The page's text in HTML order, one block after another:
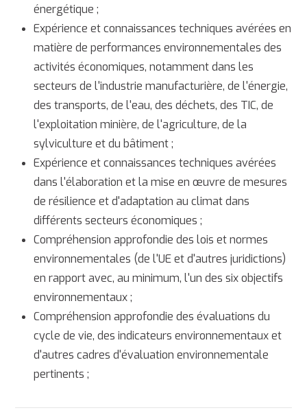
énergétique ;
Expérience et connaissances techniques avérées en
matière de performances environnementales des
activités économiques, notamment dans les
secteurs de l'industrie manufacturière, de l'énergie,
des transports, de l'eau, des déchets, des TIC, de
l'exploitation minière, de l'agriculture, de la
sylviculture et du bâtiment ;
Expérience et connaissances techniques avérées
dans l'élaboration et la mise en œuvre de mesures
de résilience et d'adaptation au climat dans
différents secteurs économiques ;
Compréhension approfondie des lois et normes
environnementales (de l'UE et d'autres juridictions)
en rapport avec, au minimum, l'un des six objectifs
environnementaux ;
Compréhension approfondie des évaluations du
cycle de vie, des indicateurs environnementaux et
d'autres cadres d'évaluation environnementale
pertinents ;